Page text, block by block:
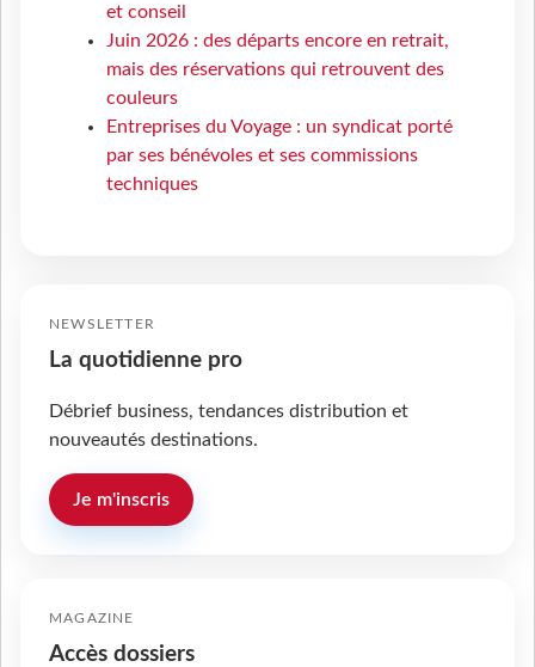
et conseil
Juin 2026 : des départs encore en retrait,
mais des réservations qui retrouvent des
couleurs
Entreprises du Voyage : un syndicat porté
par ses bénévoles et ses commissions
techniques
NEWSLETTER
La quotidienne pro
Débrief business, tendances distribution et
nouveautés destinations.
Je m'inscris
MAGAZINE
Accès dossiers